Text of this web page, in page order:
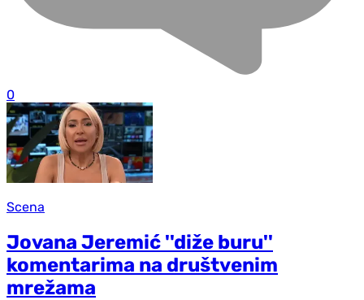
0
Scena
Jovana Jeremić ''diže buru''
komentarima na društvenim
mrežama